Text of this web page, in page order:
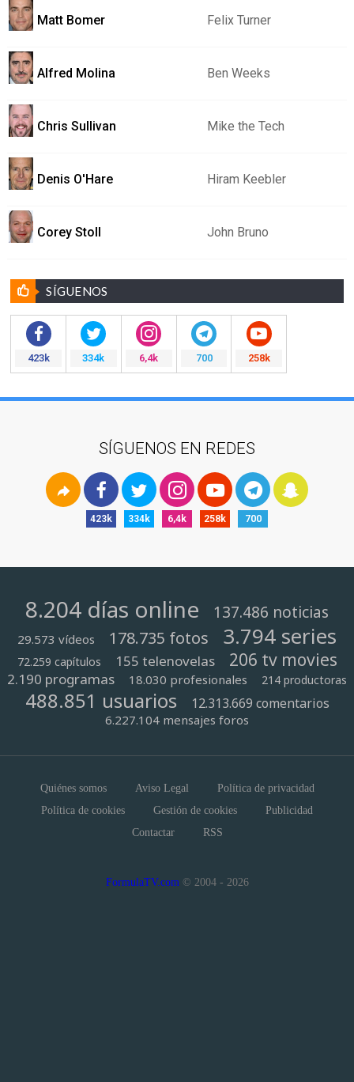
Matt Bomer Felix Turner
Alfred Molina Ben Weeks
Chris Sullivan Mike the Tech
Denis O'Hare Hiram Keebler
Corey Stoll John Bruno
SÍGUENOS
423k 334k 6,4k 700 258k
SÍGUENOS EN REDES
423k 334k 6,4k 258k 700
8.204 días online 137.486 noticias
29.573 vídeos 178.735 fotos 3.794 series
72.259 capítulos 155 telenovelas 206 tv movies
2.190 programas 18.030 profesionales 214 productoras
488.851 usuarios 12.313.669 comentarios
6.227.104 mensajes foros
Quiénes somos Aviso Legal
Política de privacidad
Política de cookies
Gestión de cookies
Publicidad
Contactar
RSS
FormulaTV.com © 2004 - 2026